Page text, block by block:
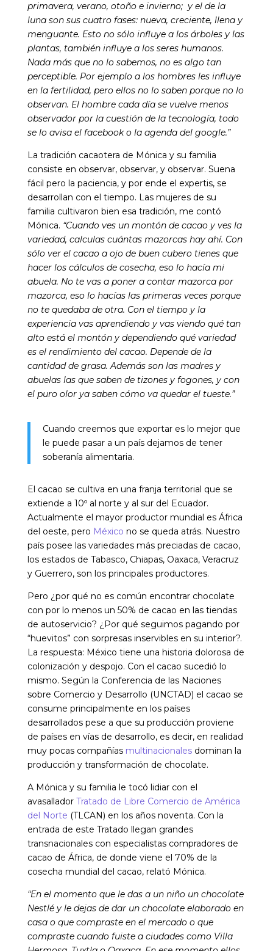
primavera, verano, otoño e invierno; y el de la
luna son sus cuatro fases: nueva, creciente, llena y
menguante. Esto no sólo influye a los árboles y las
plantas, también influye a los seres humanos.
Nada más que no lo sabemos, no es algo tan
perceptible. Por ejemplo a los hombres les influye
en la fertilidad, pero ellos no lo saben porque no lo
observan. El hombre cada día se vuelve menos
observador por la cuestión de la tecnología, todo
se lo avisa el facebook o la agenda del google.”
La tradición cacaotera de Mónica y su familia
consiste en observar, observar, y observar. Suena
fácil pero la paciencia, y por ende el expertis, se
desarrollan con el tiempo. Las mujeres de su
familia cultivaron bien esa tradición, me contó
Mónica. “Cuando ves un montón de cacao y ves la
variedad, calculas cuántas mazorcas hay ahí. Con
sólo ver el cacao a ojo de buen cubero tienes que
hacer los cálculos de cosecha, eso lo hacía mi
abuela. No te vas a poner a contar mazorca por
mazorca, eso lo hacías las primeras veces porque
no te quedaba de otra. Con el tiempo y la
experiencia vas aprendiendo y vas viendo qué tan
alto está el montón y dependiendo qué variedad
es el rendimiento del cacao. Depende de la
cantidad de grasa. Además son las madres y
abuelas las que saben de tizones y fogones, y con
el puro olor ya saben cómo va quedar el tueste.”
Cuando creemos que exportar es lo mejor que
le puede pasar a un país dejamos de tener
soberanía alimentaria.
El cacao se cultiva en una franja territorial que se
extiende a 10º al norte y al sur del Ecuador.
Actualmente el mayor productor mundial es África
del oeste, pero México no se queda atrás. Nuestro
país posee las variedades más preciadas de cacao,
los estados de Tabasco, Chiapas, Oaxaca, Veracruz
y Guerrero, son los principales productores.
Pero ¿por qué no es común encontrar chocolate
con por lo menos un 50% de cacao en las tiendas
de autoservicio? ¿Por qué seguimos pagando por
“huevitos” con sorpresas inservibles en su interior?.
La respuesta: México tiene una historia dolorosa de
colonización y despojo. Con el cacao sucedió lo
mismo. Según la Conferencia de las Naciones
sobre Comercio y Desarrollo (UNCTAD) el cacao se
consume principalmente en los países
desarrollados pese a que su producción proviene
de países en vías de desarrollo, es decir, en realidad
muy pocas compañías multinacionalesdominan la
producción y transformación de chocolate.
A Mónica y su familia le tocó lidiar con el
avasallador Tratado de Libre Comercio de América
del Norte (TLCAN) en los años noventa. Con la
entrada de este Tratado llegan grandes
transnacionales con especialistas compradores de
cacao de África, de donde viene el 70% de la
cosecha mundial del cacao, relató Mónica.
“En el momento que le das a un niño un chocolate
Nestlé y le dejas de dar un chocolate elaborado en
casa o que compraste en el mercado o que
compraste cuando fuiste a ciudades como Villa